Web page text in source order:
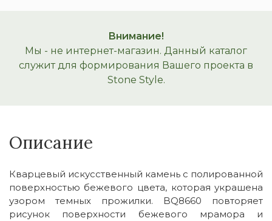
Внимание!
Мы - не интернет-магазин. Данный каталог
служит для формирования Вашего проекта в
Stone Style.
Описание
Кварцевый искусственный камень с полированной
поверхностью бежевого цвета, которая украшена
узором темных прожилки. BQ8660 повторяет
рисунок поверхности бежевого мрамора и